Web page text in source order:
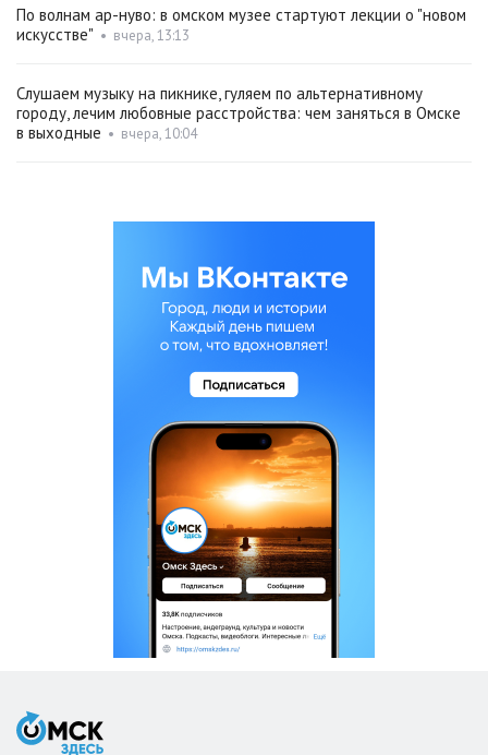
По волнам ар-нуво: в омском музее стартуют лекции о "новом
искусстве" • вчера, 13:13
Слушаем музыку на пикнике, гуляем по альтернативному
городу, лечим любовные расстройства: чем заняться в Омске
в выходные • вчера, 10:04